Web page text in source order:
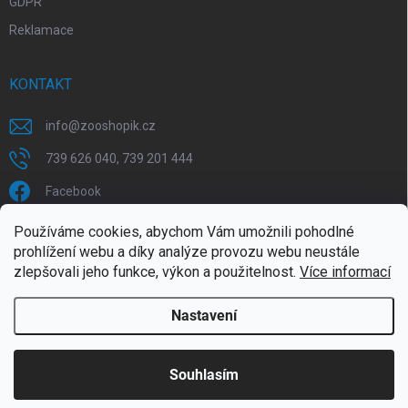
Používáme cookies, abychom Vám umožnili pohodlné
prohlížení webu a díky analýze provozu webu neustále
zlepšovali jeho funkce, výkon a použitelnost. Více informací
Nastavení
Souhlasím
Doprava zdarma od 1799,- (do 30 kg)
Reklamace
KONTAKT
info@zooshopik.cz
739 626 040, 739 201 444
Facebook
FACEBOOK
ZOOshopik . Všechna práva vyhrazena.